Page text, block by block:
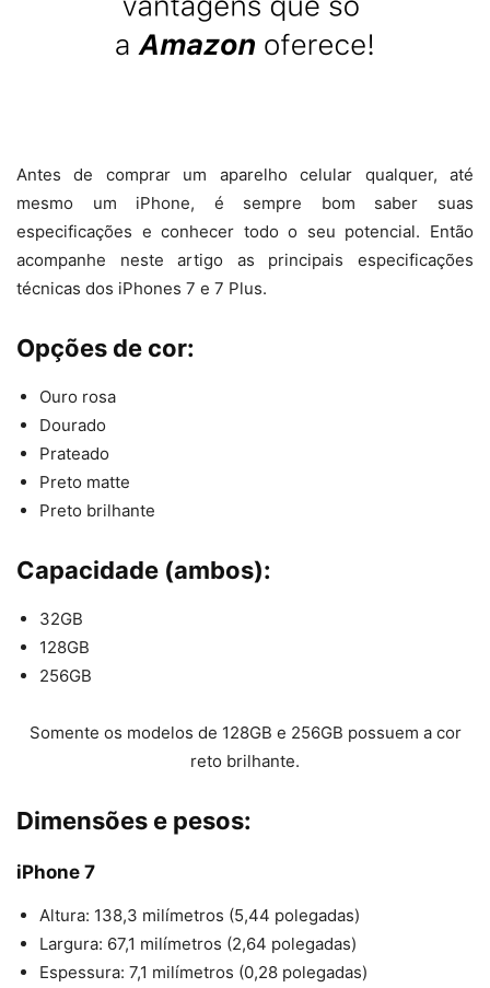
Antes de comprar um aparelho celular qualquer, até
mesmo um iPhone, é sempre bom saber suas
especificações e conhecer todo o seu potencial. Então
acompanhe neste artigo as principais especificações
técnicas dos iPhones 7 e 7 Plus.
Opções de cor:
Ouro rosa
Dourado
Prateado
Preto matte
Preto brilhante
Capacidade (ambos):
32GB
128GB
256GB
Somente os modelos de 128GB e 256GB possuem a cor
reto brilhante.
Dimensões e pesos:
iPhone 7
Altura: 138,3 milímetros (5,44 polegadas)
Largura: 67,1 milímetros (2,64 polegadas)
Espessura: 7,1 milímetros (0,28 polegadas)